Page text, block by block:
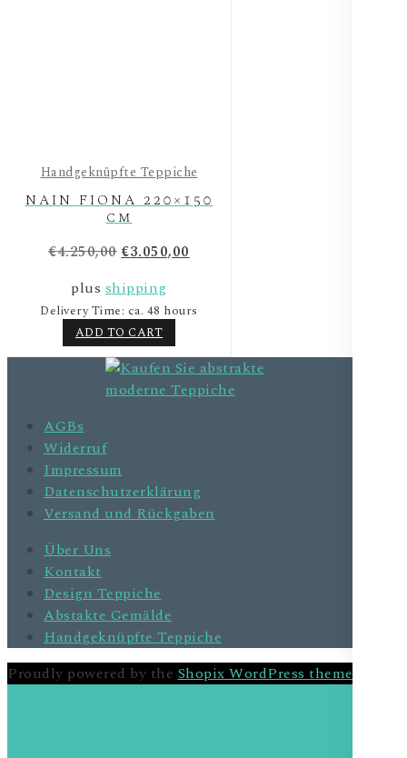
Handgeknüpfte Teppiche
NAIN FIONA 220×150
cm
€4.250,00Original
was:
€4.250,00.
€3.050,00
€3.050,00.
plusshipping
Delivery Time: ca. 48 hours
ADD TO CART
AGBs
Widerruf
Impressum
Datenschutzerklärung
Versand und Rückgaben
Über Uns
Kontakt
Design Teppiche
Abstakte Gemälde
Handgeknüpfte Teppiche
Proudly powered by theShopix WordPress theme